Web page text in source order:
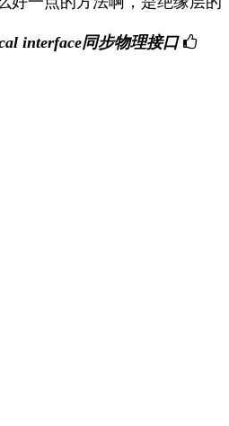
interface同步物理接口